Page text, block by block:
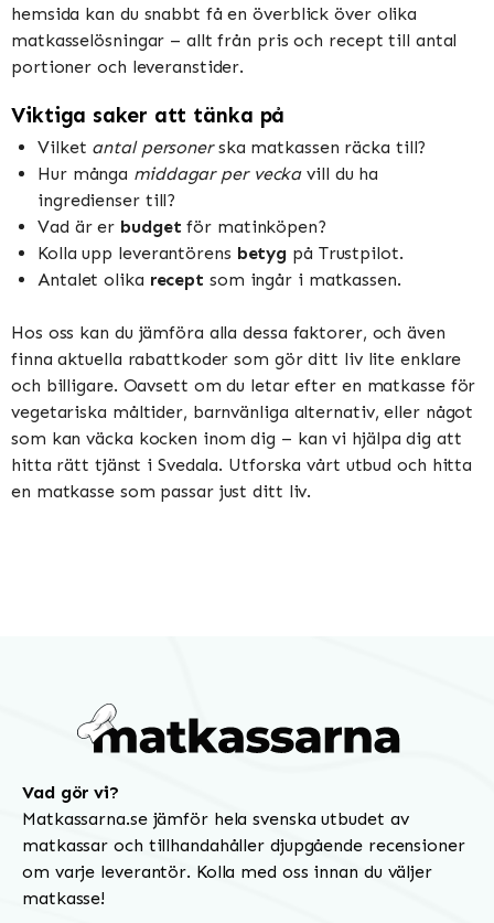
hemsida kan du snabbt få en överblick över olika
matkasselösningar – allt från pris och recept till antal
portioner och leveranstider.
Viktiga saker att tänka på
Vilket antal personerska matkassen räcka till?
Hur många middagar per veckavill du ha
ingredienser till?
Vad är er budget för matinköpen?
Kolla upp leverantörens betyg på Trustpilot.
Antalet olika recept som ingår i matkassen.
Hos oss kan du jämföra alla dessa faktorer, och även
finna aktuella rabattkoder som gör ditt liv lite enklare
och billigare. Oavsett om du letar efter en matkasse för
vegetariska måltider, barnvänliga alternativ, eller något
som kan väcka kocken inom dig – kan vi hjälpa dig att
hitta rätt tjänst i Svedala. Utforska vårt utbud och hitta
en matkasse som passar just ditt liv.
Vad gör vi?
Matkassarna.se jämför hela svenska utbudet av
matkassar och tillhandahåller djupgående recensioner
om varje leverantör. Kolla med oss innan du väljer
matkasse!